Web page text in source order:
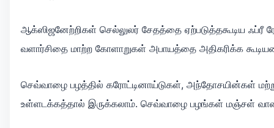
ஆக்ஸிஜனேற்றிகள் செல்லுலர் சேதத்தை ஏற்படுத்தகூடிய
வளார்சிதை மாற்ற கோளாறுகள் அபாயத்தை அதிகரிக்க
செவ்வாழை பழத்தில் கரோட்டினாய்டுகள், அந்தோசயின்கள்
உள்ளடக்கத்தால் இருக்கலாம். செவ்வாழை பழங்கள் மஞ்சள்